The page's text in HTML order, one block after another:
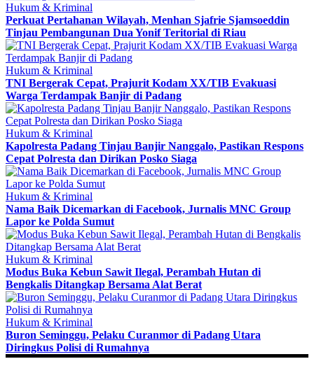
Hukum & Kriminal
Perkuat Pertahanan Wilayah, Menhan Sjafrie Sjamsoeddin
Tinjau Pembangunan Dua Yonif Teritorial di Riau
Hukum & Kriminal
TNI Bergerak Cepat, Prajurit Kodam XX/TIB Evakuasi
Warga Terdampak Banjir di Padang
Hukum & Kriminal
Kapolresta Padang Tinjau Banjir Nanggalo, Pastikan Respons
Cepat Polresta dan Dirikan Posko Siaga
Hukum & Kriminal
Nama Baik Dicemarkan di Facebook, Jurnalis MNC Group
Lapor ke Polda Sumut
Hukum & Kriminal
Modus Buka Kebun Sawit Ilegal, Perambah Hutan di
Bengkalis Ditangkap Bersama Alat Berat
Hukum & Kriminal
Buron Seminggu, Pelaku Curanmor di Padang Utara
Diringkus Polisi di Rumahnya